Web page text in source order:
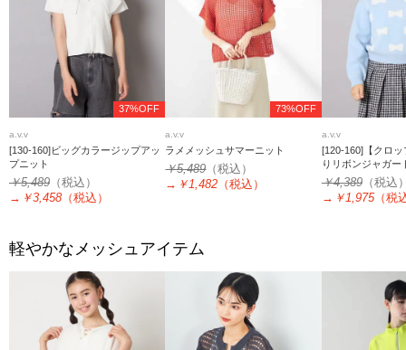
37%OFF
a.v.v
[130-160]ビッグカラージップアッ
プニット
￥5,489 （税込）
→ ￥3,458 （税込）
73%OFF
a.v.v
ラメメッシュサマーニット
￥5,489（税込）
→ ￥1,482 （税込）
a.v.v
[120-160]【クロ
りリボンジャガー
￥4,389（税込
→ ￥1,975（税
軽やかなメッシュアイテム